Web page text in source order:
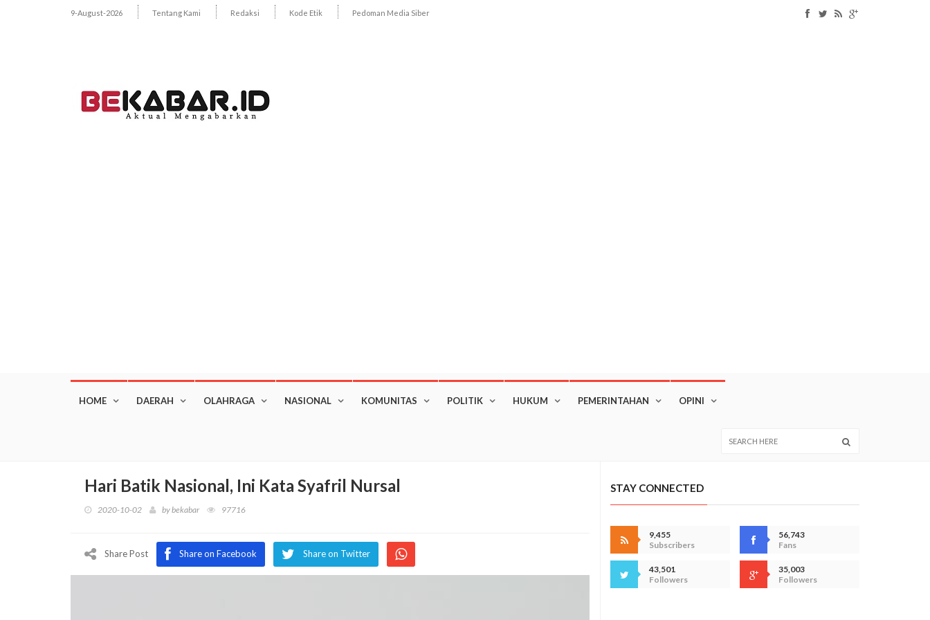
9-August-2026 Tentang Kami Redaksi Kode Etik Pedoman Media Siber
HOME DAERAH OLAHRAGA NASIONAL KOMUNITAS POLITIK HUKUM PEMERINTAHAN OPINI
Hari Batik Nasional, Ini Kata Syafril Nursal
2020-10-02 bybekabar 97716
Share Post Share on Facebook Share on Twitter
STAY CONNECTED
9,455
Subscribers
56,743
Fans
43,501
Followers
35,003
Followers